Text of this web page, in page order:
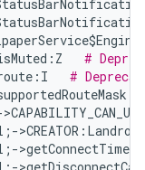
#
#